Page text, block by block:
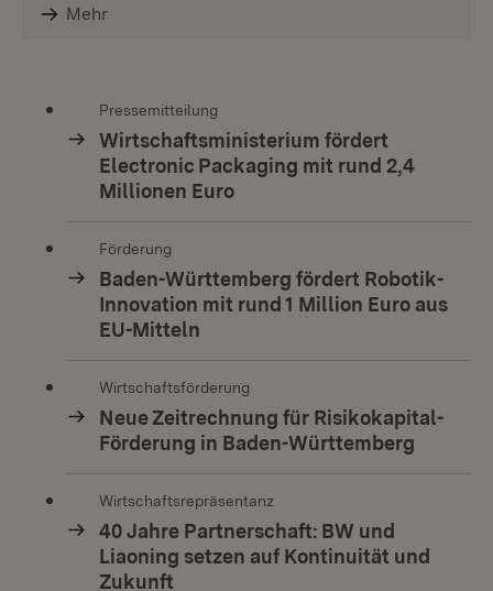
Mehr
Pressemitteilung
Wirtschaftsministerium fördert
Electronic Packaging mit rund 2,4
Millionen Euro
Förderung
Baden-Württemberg fördert Robotik-
Innovation mit rund 1 Million Euro aus
EU-Mitteln
Wirtschaftsförderung
Neue Zeitrechnung für Risikokapital-
Förderung in Baden-Württemberg
Wirtschaftsrepräsentanz
40 Jahre Partnerschaft: BW und
Liaoning setzen auf Kontinuität und
Zukunft